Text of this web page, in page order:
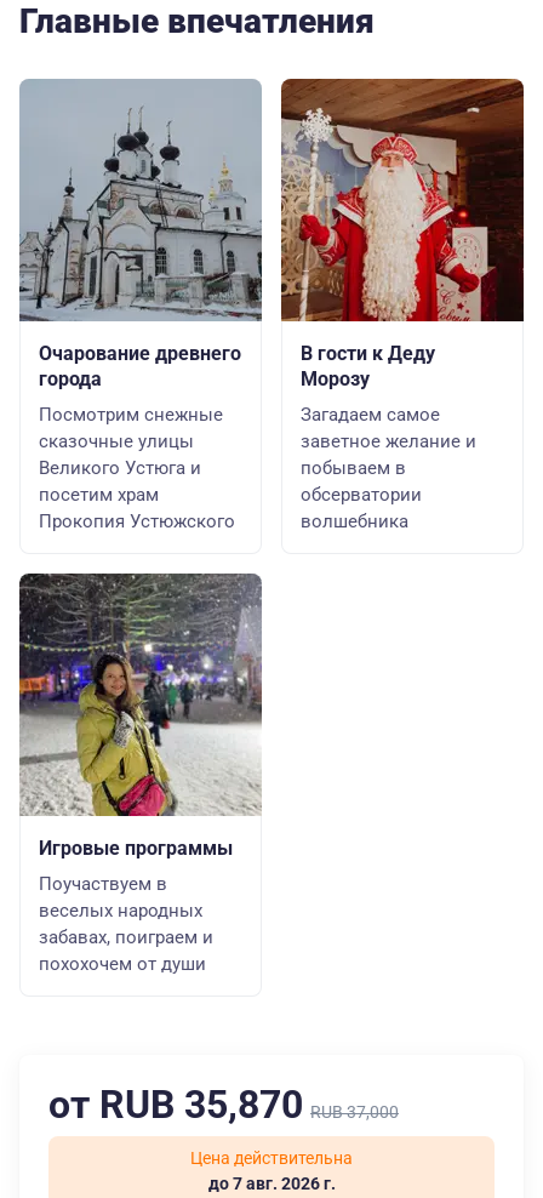
Главные впечатления
Очарование древнего
города
Посмотрим снежные
сказочные улицы
Великого Устюга и
посетим храм
Прокопия Устюжского
Игровые программы
Поучаствуем в
веселых народных
забавах, поиграем и
похохочем от души
В гости к Деду
Морозу
Загадаем самое
заветное желание и
побываем в
обсерватории
волшебника
от RUB 35,870 RUB 37,000
Цена действительна
до 7 авг. 2026 г.